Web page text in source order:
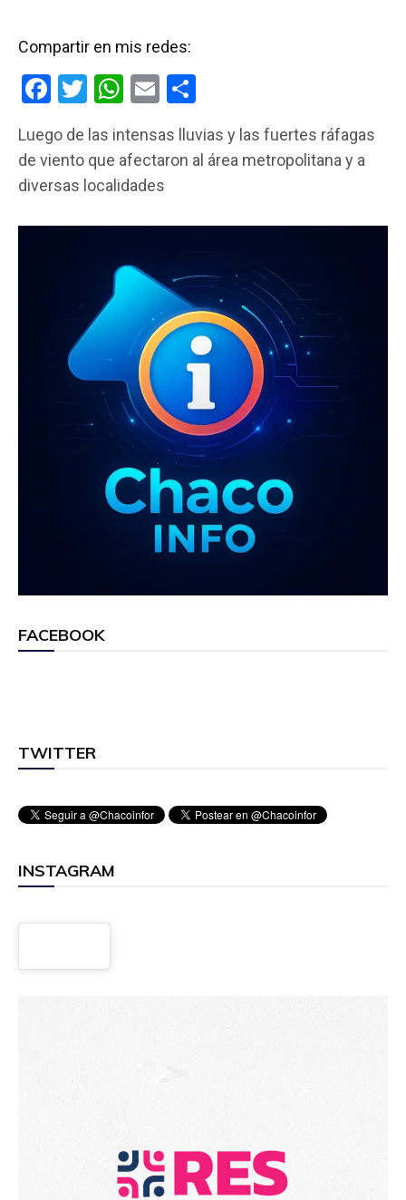
Compartir en mis redes:
F
ce
b
o
T
tt
er
W
at
s
p
p
E
ail m
p
tir
Luego de las intensas lluvias y las fuertes ráfagas
de viento que afectaron al área metropolitana y a
diversas localidades
FACEBOOK
TWITTER
INSTAGRAM